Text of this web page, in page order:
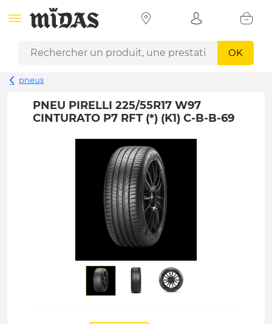
OK
pneus
PNEU PIRELLI 225/55R17 W97
CINTURATO P7 RFT (*) (K1) C-B-B-69